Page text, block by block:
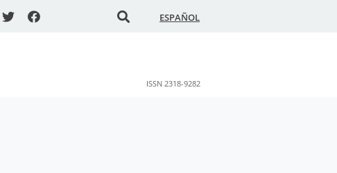
ESPAÑOL
ISSN 2318-9282